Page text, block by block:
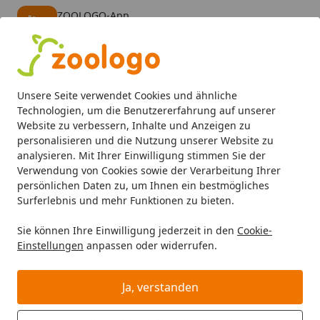
Unsere Seite verwendet Cookies und ähnliche
Technologien, um die Benutzererfahrung auf unserer
Website zu verbessern, Inhalte und Anzeigen zu
personalisieren und die Nutzung unserer Website zu
analysieren. Mit Ihrer Einwilligung stimmen Sie der
Verwendung von Cookies sowie der Verarbeitung Ihrer
persönlichen Daten zu, um Ihnen ein bestmögliches
Surferlebnis und mehr Funktionen zu bieten.
Sie können Ihre Einwilligung jederzeit in den Cookie-
Einstellungen anpassen oder widerrufen.
Ja, verstanden
ZOOLOGO-App
Alle Produkte
Mein Konto
Suchen
Startseite
Perfect Fit Katze Nassfutter
Perfect Fit Katze Nassfutter
Perfect Fit Katze Nassfutter bei Zoologo und finden Sie
Haustier. Unser Sortiment umfasst Tierbedarf, Futter
und Zubehör für unterschiedliche Bedürfnisse.
Ihre Artikelübersicht